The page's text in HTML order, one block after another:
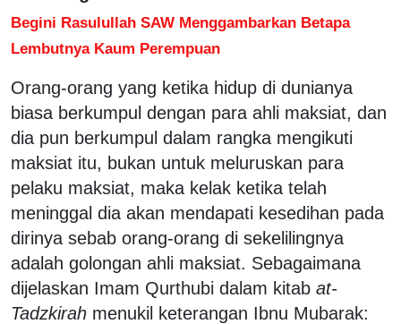
Begini Rasulullah SAW Menggambarkan Betapa
Lembutnya Kaum Perempuan
Orang-orang yang ketika hidup di dunianya
biasa berkumpul dengan para ahli maksiat, dan
dia pun berkumpul dalam rangka mengikuti
maksiat itu, bukan untuk meluruskan para
pelaku maksiat, maka kelak ketika telah
meninggal dia akan mendapati kesedihan pada
dirinya sebab orang-orang di sekelilingnya
adalah golongan ahli maksiat. Sebagaimana
dijelaskan Imam Qurthubi dalam kitab at-
Tadzkirah menukil keterangan Ibnu Mubarak: